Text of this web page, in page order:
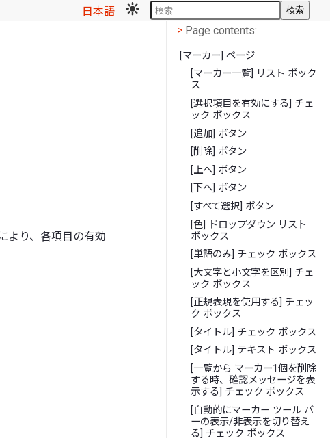
日本語 検索
より、各項目の有効
< Page contents
> Page contents:
[マーカー] ページ
[マーカー一覧] リスト ボック
ス
[選択項目を有効にする] チェ
ック ボックス
[追加] ボタン
[削除] ボタン
[上へ] ボタン
[下へ] ボタン
[すべて選択] ボタン
[色] ドロップダウン リスト
ボックス
[単語のみ] チェック ボックス
[大文字と小文字を区別] チェ
ック ボックス
[正規表現を使用する] チェッ
ク ボックス
[タイトル] チェック ボックス
[タイトル] テキスト ボックス
[一覧から マーカー1個を削除
する時、確認メッセージを表
示する] チェック ボックス
[自動的にマーカー ツール バ
ーの表示/非表示を切り替え
る] チェック ボックス